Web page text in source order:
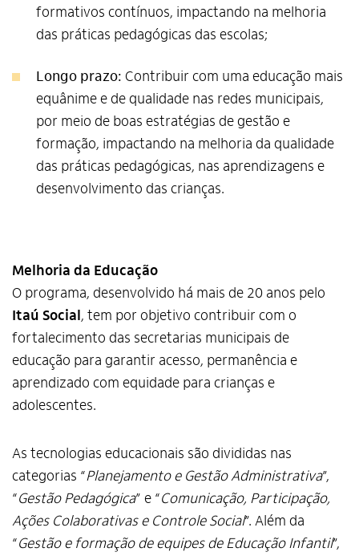
formativos contínuos, impactando na melhoria
das práticas pedagógicas das escolas;
Longo prazo: Contribuir com uma educação mais
equânime e de qualidade nas redes municipais,
por meio de boas estratégias de gestão e
formação, impactando na melhoria da qualidade
das práticas pedagógicas, nas aprendizagens e
desenvolvimento das crianças.
Melhoria da Educação
O programa, desenvolvido há mais de 20 anos pelo
Itaú Social, tem por objetivo contribuir com o
fortalecimento das secretarias municipais de
educação para garantir acesso, permanência e
aprendizado com equidade para crianças e
adolescentes.
As tecnologias educacionais são divididas nas
categorias “Planejamento e Gestão Administrativa”,
“Gestão Pedagógica” e “Comunicação, Participação,
Ações Colaborativas e Controle Social”. Além da
“Gestão e formação de equipes de Educação Infantil”,